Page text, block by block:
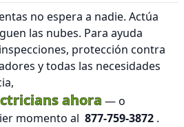
no espera a nadie. Actúa
las nubes. Para ayuda
protección contra
y todas las necesidades
ahora — o
momento al 877-759-3872 .